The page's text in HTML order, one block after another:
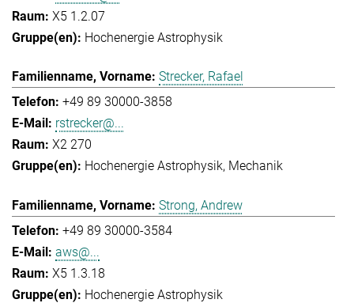
X5 1.2.07
Hochenergie Astrophysik
Strecker, Rafael
+49 89 30000-3858
rstrecker@...
X2 270
Hochenergie Astrophysik Mechanik
Strong, Andrew
+49 89 30000-3584
aws@...
X5 1.3.18
Hochenergie Astrophysik